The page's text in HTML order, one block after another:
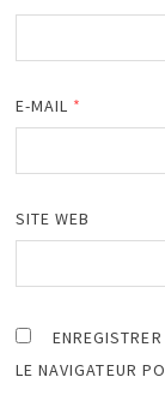
E-MAIL *
SITE WEB
LE NAVIGATEUR